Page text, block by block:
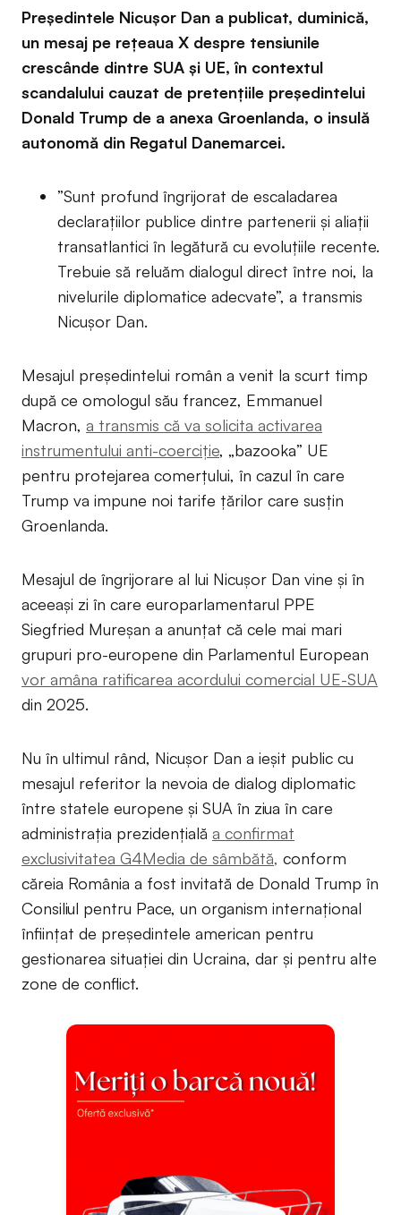
Președintele Nicușor Dan a publicat, duminică,
un mesaj pe rețeaua X despre tensiunile
crescânde dintre SUA și UE, în contextul
scandalului cauzat de pretențiile președintelui
Donald Trump de a anexa Groenlanda, o insulă
autonomă din Regatul Danemarcei.
”Sunt profund îngrijorat de escaladarea
declarațiilor publice dintre partenerii și aliații
transatlantici în legătură cu evoluțiile recente.
Trebuie să reluăm dialogul direct între noi, la
nivelurile diplomatice adecvate”, a transmis
Nicușor Dan.
Mesajul președintelui român a venit la scurt timp
după ce omologul său francez, Emmanuel
Macron, a transmis că va solicita activarea
instrumentului anti-coerciție, „bazooka” UE
pentru protejarea comerțului, în cazul în care
Trump va impune noi tarife țărilor care susțin
Groenlanda.
Mesajul de îngrijorare al lui Nicușor Dan vine și în
aceeași zi în care europarlamentarul PPE
Siegfried Mureșan a anunțat că cele mai mari
grupuri pro-europene din Parlamentul European
vor amâna ratificarea acordului comercial UE-SUA
din 2025.
Nu în ultimul rând, Nicușor Dan a ieșit public cu
mesajul referitor la nevoia de dialog diplomatic
între statele europene și SUA în ziua în care
administrația prezidențială a confirmat
exclusivitatea G4Media de sâmbătă, conform
căreia România a fost invitată de Donald Trump în
Consiliul pentru Pace, un organism internațional
înființat de președintele american pentru
gestionarea situației din Ucraina, dar și pentru alte
zone de conflict.